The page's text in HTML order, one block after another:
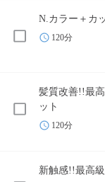
N.カラー＋カ
120分
髪質改善!!最
ット
120分
新触感!!最高